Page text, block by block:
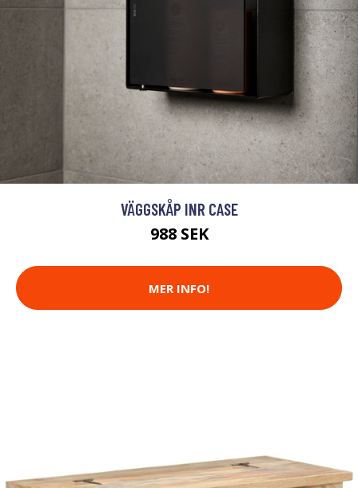
VÄGGSKÅP INR CASE
988 SEK
MER INFO!